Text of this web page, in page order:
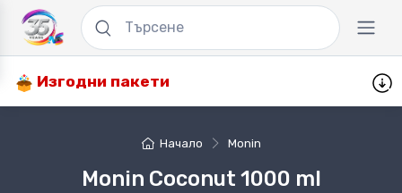
Изгодни пакети
Начало Monin
Monin Coconut 1000 ml